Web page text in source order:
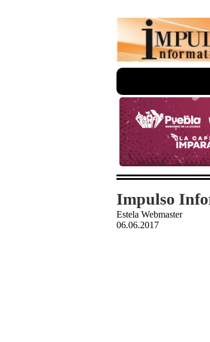
Impulso
Estela Webmaster
06.06.2017